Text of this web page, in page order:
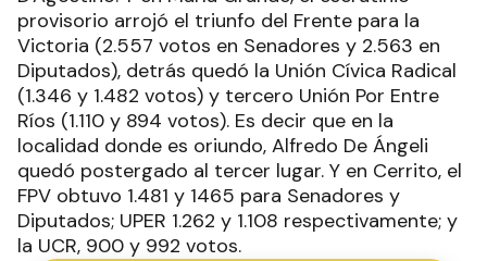
provisorio arrojó el triunfo del Frente para la
Victoria (2.557 votos en Senadores y 2.563 en
Diputados), detrás quedó la Unión Cívica Radical
(1.346 y 1.482 votos) y tercero Unión Por Entre
Ríos (1.110 y 894 votos). Es decir que en la
localidad donde es oriundo, Alfredo De Ángeli
quedó postergado al tercer lugar. Y en Cerrito, el
FPV obtuvo 1.481 y 1465 para Senadores y
Diputados; UPER 1.262 y 1.108 respectivamente; y
la UCR, 900 y 992 votos.